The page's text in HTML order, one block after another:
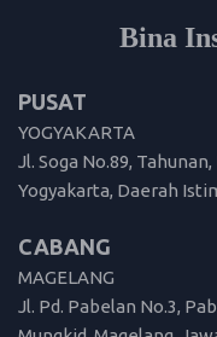
Bina
PUSAT
YOGYAKARTA
Jl. Soga No.89,
Yogyakarta, Daerah
CABANG
MAGELANG
Jl. Pd. Pabelan No.3,